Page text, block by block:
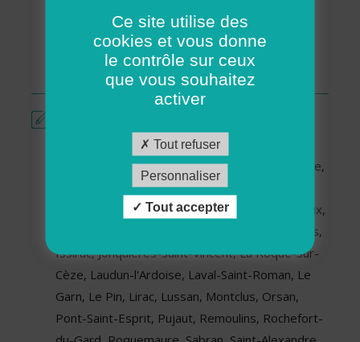
Services pour séniors
Soutien aux familles
Téléassistance
L'association ADMR LAUDUN L'ARDOISE
intervient sur les communes suivantes : Aiguèze,
Bagnols-sur-Cèze, Beaucaire, Bellegarde,
Carsan, Cavillargues, Chusclan, Codolet, Connaux,
Cornillon, Fons-sur-Lussan, Gaujac, Goudargues,
Issirac, Jonquières-Saint-Vincent, La Roque-sur-
Cèze, Laudun-l'Ardoise, Laval-Saint-Roman, Le
Garn, Le Pin, Lirac, Lussan, Montclus, Orsan,
Pont-Saint-Esprit, Pujaut, Remoulins, Rochefort-
Ce site utilise des
cookies et vous donne
le contrôle sur ceux
que vous souhaitez
activer
Tout refuser
Personnaliser
Tout accepter